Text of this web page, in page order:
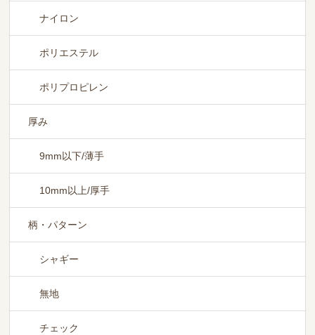
ナイロン
ポリエステル
ポリプロピレン
厚み
9mm以下/薄手
10mm以上/厚手
柄・パターン
シャギー
無地
チェック